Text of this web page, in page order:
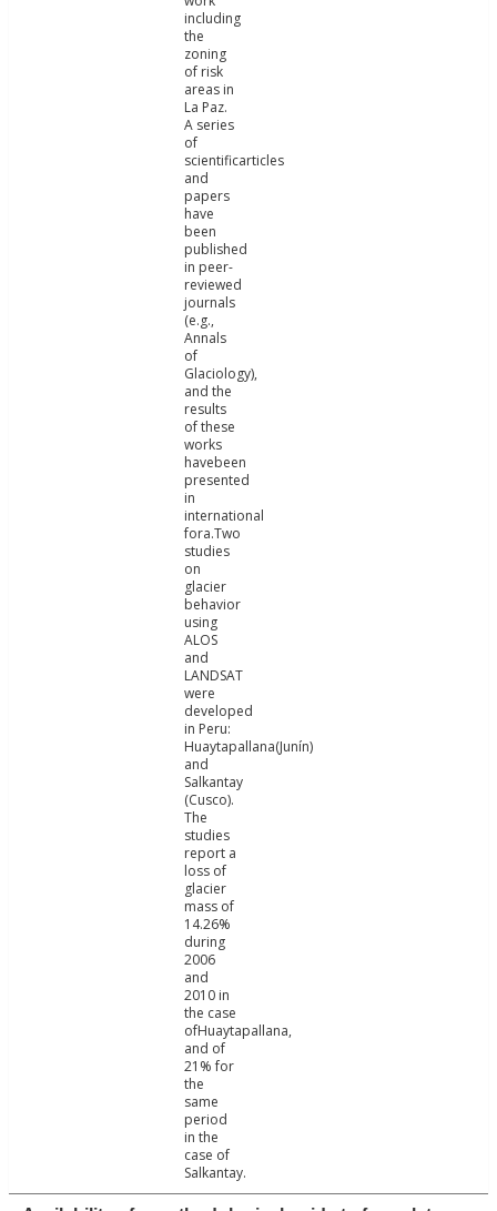
including
the
zoning
of risk
areas in
La Paz.
A series
of
scientificarticles
and
papers
have
been
published
in peer-
reviewed
journals
(e.g.,
Annals
of
Glaciology),
and the
results
of these
works
havebeen
presented
in
international
fora.Two
studies
on
glacier
behavior
using
ALOS
and
LANDSAT
were
developed
in Peru:
Huaytapallana(Junín)
and
Salkantay
(Cusco).
The
studies
report a
loss of
glacier
mass of
14.26%
during
2006
and
2010 in
the case
ofHuaytapallana,
and of
21% for
the
same
period
in the
case of
Salkantay.